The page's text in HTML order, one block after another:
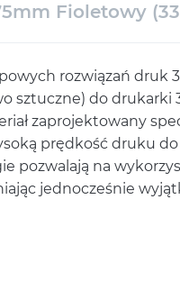
Fioletowy
rozwiązań druk
do drukarki
zaprojektowany
prędkość druku
pozwalają na
jednocześnie